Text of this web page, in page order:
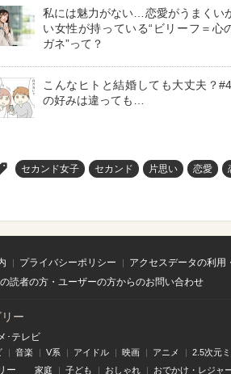
私には魅力がない…恋愛がうまくい
い女性が持っている“ビリーフ＝心
ガネ”って？
こんなヒトと結婚しても大丈夫？
の好みは違っても…
セカンド女子 セカンド 片思い 恋愛
プライバシーポリシー アクセスデータの利用
読者の方・ユーザーの方からのお問い合わせ
ー
･テレビ
音楽 V系 アイドル 映画 アニメ 2.5次元
ー 家庭 子ども おしゃれ おでかけ・レジャ